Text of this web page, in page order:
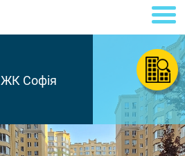
ЖК Софія